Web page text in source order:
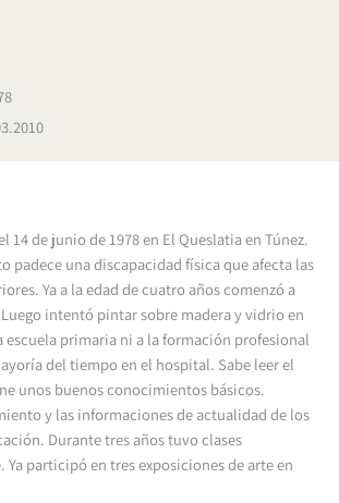
14 de junio de 1978 en El Queslatia en Túnez.
padece una discapacidad física que afecta las
Ya a la edad de cuatro años comenzó a
intentó pintar sobre madera y vidrio en
escuela primaria ni a la formación profesional
del tiempo en el hospital. Sabe leer el
unos buenos conocimientos básicos.
y las informaciones de actualidad de los
Durante tres años tuvo clases
Ya participó en tres exposiciones de arte en